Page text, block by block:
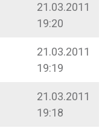
21.03.2011
19:20
21.03.2011
19:19
21.03.2011
19:18